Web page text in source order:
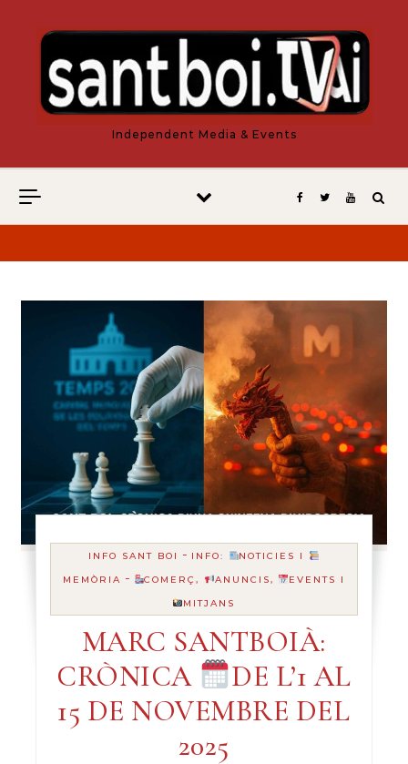
Independent Media & Events
INFO SANT BOI - INFO:
NOTICIES I
MEMÒRIA - COMERÇ, ANUNCIS,
EVENTS I
MITJANS
MARC SANTBOIÀ:
CRÒNICA
DE L’1 AL
15 DE NOVEMBRE DEL
2025